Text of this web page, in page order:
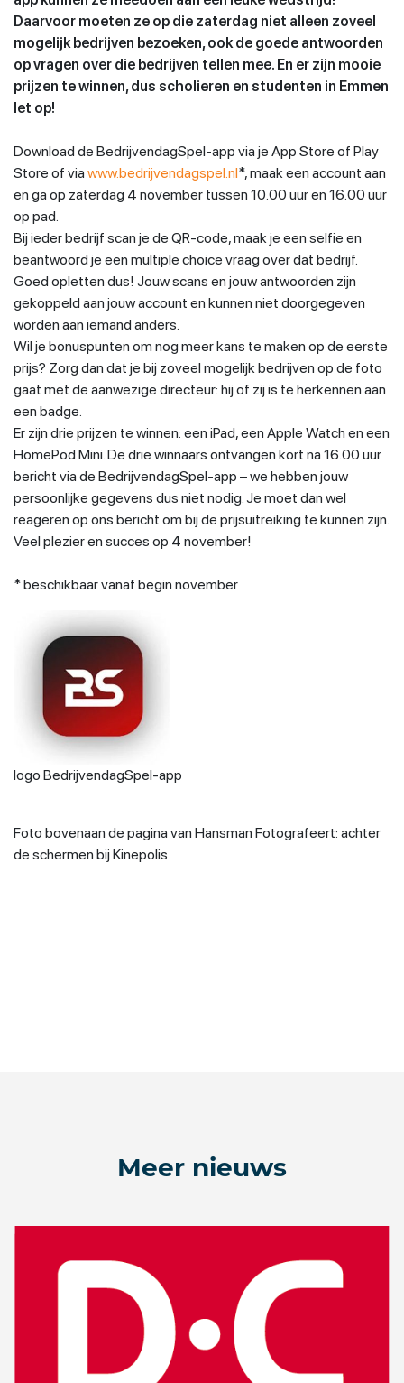
Daarvoor moeten ze op die zaterdag niet alleen zoveel
mogelijk bedrijven bezoeken, ook de goede antwoorden
op vragen over die bedrijven tellen mee. En er zijn mooie
prijzen te winnen, dus scholieren en studenten in Emmen
let op!
Download de BedrijvendagSpel-app via je App Store of Play
Store of via www.bedrijvendagspel.nl*, maak een account aan
en ga op zaterdag 4 november tussen 10.00 uur en 16.00 uur
op pad.
Bij ieder bedrijf scan je de QR-code, maak je een selfie en
beantwoord je een multiple choice vraag over dat bedrijf.
Goed opletten dus! Jouw scans en jouw antwoorden zijn
gekoppeld aan jouw account en kunnen niet doorgegeven
worden aan iemand anders.
Wil je bonuspunten om nog meer kans te maken op de eerste
prijs? Zorg dan dat je bij zoveel mogelijk bedrijven op de foto
gaat met de aanwezige directeur: hij of zij is te herkennen aan
een badge.
Er zijn drie prijzen te winnen: een iPad, een Apple Watch en een
HomePod Mini. De drie winnaars ontvangen kort na 16.00 uur
bericht via de BedrijvendagSpel-app – we hebben jouw
persoonlijke gegevens dus niet nodig. Je moet dan wel
reageren op ons bericht om bij de prijsuitreiking te kunnen zijn.
Veel plezier en succes op 4 november!
* beschikbaar vanaf begin november
logo BedrijvendagSpel-app
Foto bovenaan de pagina van Hansman Fotografeert: achter
de schermen bij Kinepolis
Meer nieuws